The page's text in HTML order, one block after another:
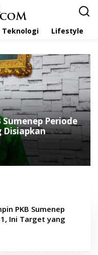
Teknologi Lifestyle
Periode
Disiapkan
PKB Sumenep
Ini Target yang